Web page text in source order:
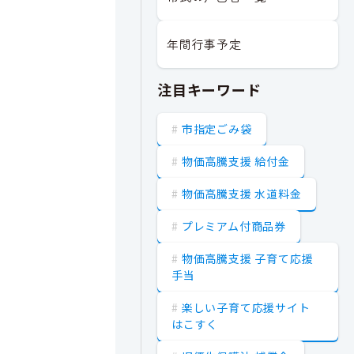
年間行事予定
注目キーワード
市指定ごみ袋
物価高騰支援 給付金
物価高騰支援 水道料金
プレミアム付商品券
物価高騰支援 子育て応援
手当
楽しい子育て応援サイト
はこすく